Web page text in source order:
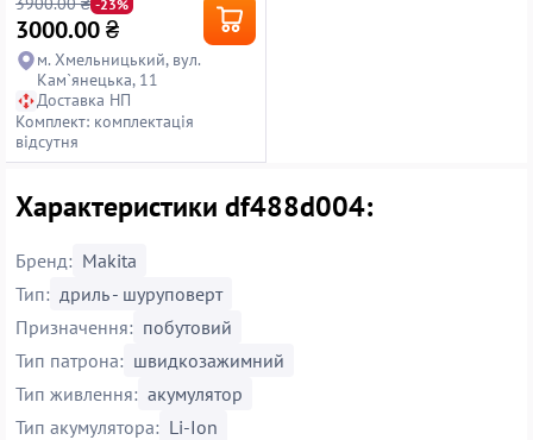
-23%
3000.00₴
м. Хмельницький, вул.
Кам`янецька, 11
Доставка НП
Комплект: комплектація
відсутня
Характеристики df488d004:
Бренд: Makita
Тип: дриль - шуруповерт
Призначення: побутовий
Тип патрона: швидкозажимний
Тип живлення: акумулятор
Тип акумулятора: Li-Ion